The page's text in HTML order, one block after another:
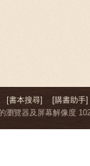
[書本搜尋]
[購書助手]
瀏覽器及屏幕解像度